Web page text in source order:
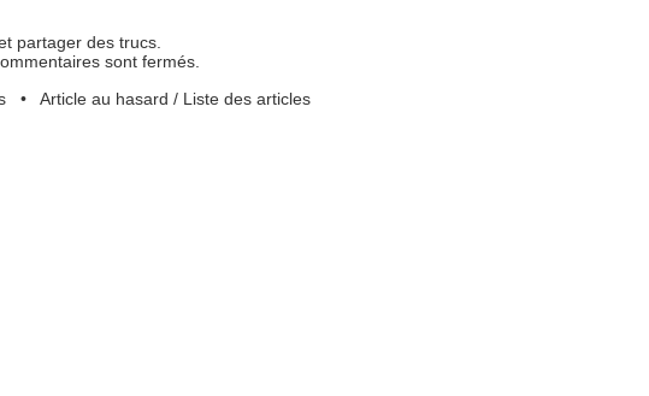
partager des trucs.
sont fermés.
• Article au hasard / Liste des articles